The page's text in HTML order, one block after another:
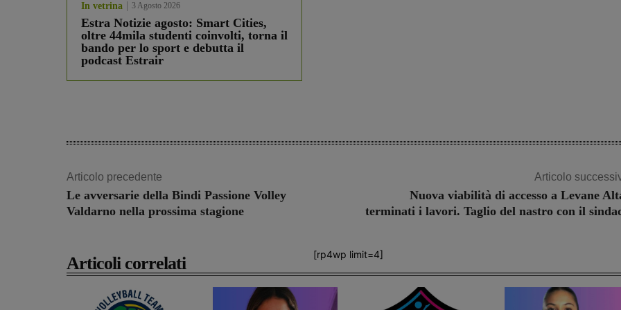
In vetrina 3 Agosto 2026
Estra Notizie agosto: Smart Cities,
oltre 44mila studenti coinvolti, torna il
bando per lo sport e debutta il
podcast Estrair
Articolo precedente
Le avversarie della Bindi Passione Volley
Valdarno nella prossima stagione
Articolo
Nuova viabilità di accesso a Levane
terminati i lavori. Taglio del nastro con il
[rp4wp limit=4]
Articoli correlati